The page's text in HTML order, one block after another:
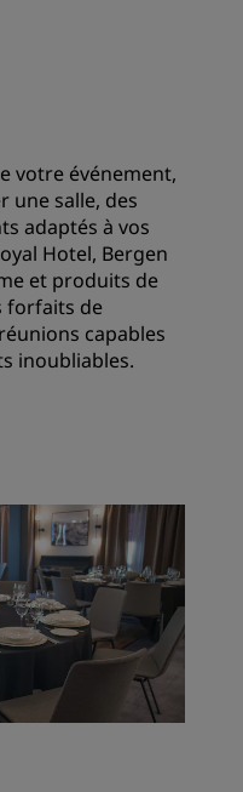
votre événement,
une salle, des
adaptés à vos
Hotel, Bergen
et produits de
forfaits de
capables
inoubliables.